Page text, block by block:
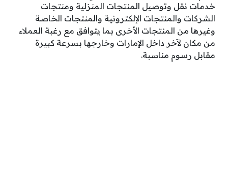
خدمات نقل وتوصيل المنتجات المنزلية ومنتجات
الشركات والمنتجات الإلكترونية والمنتجات الخاصة
وغيرها من المنتجات الأخرى بما يتوافق مع رغبة العملاء
من مكان لآخر داخل الإمارات وخارجها بسرعة كبيرة
مقابل رسوم مناسبة.